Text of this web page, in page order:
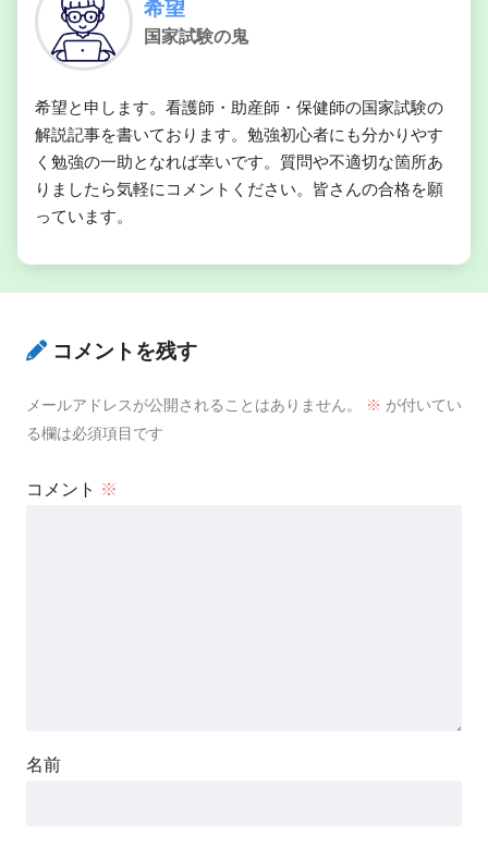
希望
国家試験の鬼
希望と申します。看護師・助産師・保健師の国家試験の
解説記事を書いております。勉強初心者にも分かりやす
く勉強の一助となれば幸いです。質問や不適切な箇所あ
りましたら気軽にコメントください。皆さんの合格を願
っています。
コメントを残す
メールアドレスが公開されることはありません。 ※ が付いてい
る欄は必須項目です
コメント ※
名前